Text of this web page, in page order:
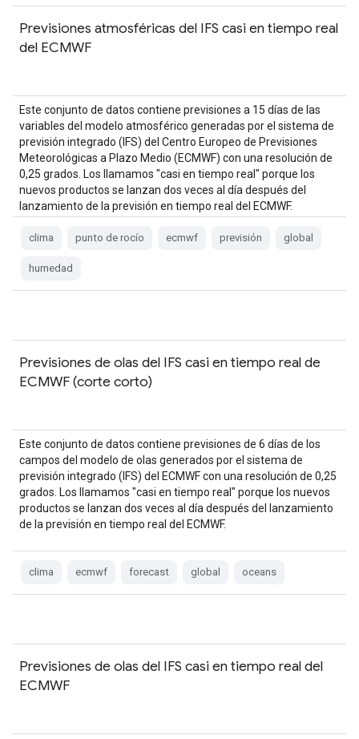
Previsiones atmosféricas del IFS casi en tiempo real
del ECMWF
Este conjunto de datos contiene previsiones a 15 días de las
variables del modelo atmosférico generadas por el sistema de
previsión integrado (IFS) del Centro Europeo de Previsiones
Meteorológicas a Plazo Medio (ECMWF) con una resolución de
0,25 grados. Los llamamos "casi en tiempo real" porque los
nuevos productos se lanzan dos veces al día después del
lanzamiento de la previsión en tiempo real del ECMWF.
clima punto de rocío ecmwf previsión global
humedad
Previsiones de olas del IFS casi en tiempo real de
ECMWF (corte corto)
Este conjunto de datos contiene previsiones de 6 días de los
campos del modelo de olas generados por el sistema de
previsión integrado (IFS) del ECMWF con una resolución de 0,25
grados. Los llamamos "casi en tiempo real" porque los nuevos
productos se lanzan dos veces al día después del lanzamiento
de la previsión en tiempo real del ECMWF.
clima ecmwf forecast global oceans
Previsiones de olas del IFS casi en tiempo real del
ECMWF